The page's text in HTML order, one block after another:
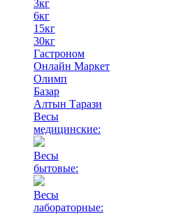
3кг
6кг
15кг
30кг
Гастроном
Онлайн Маркет
Олимп
Базар
Алтын Тарази
Весы
медицинские:
Весы
бытовые:
Весы
лабораторные: